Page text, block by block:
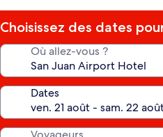
Choisissez des dates
Où allez-vous ?
Dates